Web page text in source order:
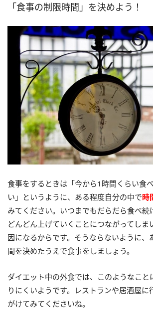
「食事の制限時間」を決めよう！
食事をするときは「今から1時間くらい食
い」というように、ある程度自分の中で時
みてください。いつまでもだらだら食べ続
どんどん上げていくことにつながってしま
因になるからです。そうならないように、
間を決めたうえで食事をしましょう。
ダイエット中の外食では、このようなこと
りにくいようです。レストランや居酒屋に
がけてみてくださいね。